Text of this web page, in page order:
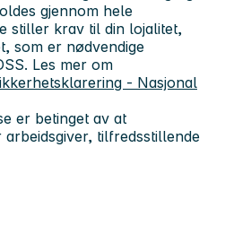
gjennom hele
stiller krav til din lojalitet,
som er nødvendige
Les mer om
- Nasjonal
er betinget av at
tilfredsstillende